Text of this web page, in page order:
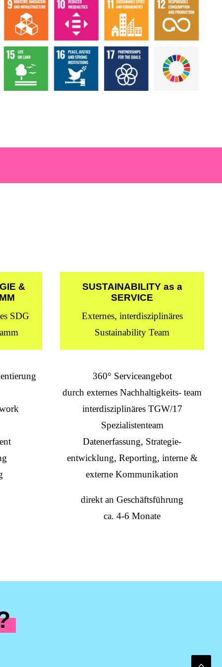
&
SDG
SUSTAINABILITY as a
SERVICE
Externes, interdisziplinäres
Sustainability Team
360° Serviceangebot
durch externes Nachhaltigkeits- team
interdisziplinäres TGW/17
Spezialistenteam
Datenerfassung, Strategie-
entwicklung, Reporting, interne &
externe Kommunikation
direkt an Geschäftsführung
ca. 4-6 Monate